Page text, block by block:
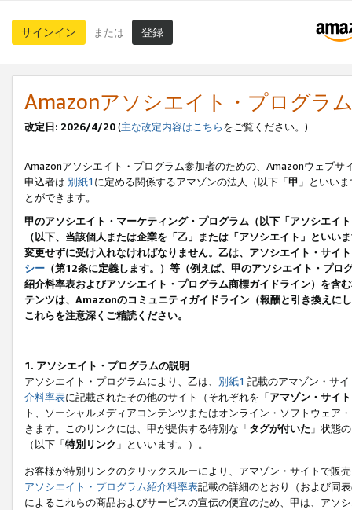
サインイン または 登録
Amazonアソシエイト・プログラ
改定日: 2026/4/20(主な改定内容はこちらをご覧ください。)
Amazonアソシエイト・プログラム参加者のための、Amazonウェブサ
申込者は 別紙1 に定める関係するアマゾンの法人（以下「甲 」といい
とができます。
甲のアソシエイト・マーケティング・プログラム（以下「アソシエイ
（以下、当該個人または企業を「乙」または「アソシエイト」とい
変更せずに受け入れなければなりません。乙は、アソシエイト・サイ
シー （第12条に定義します。）等（例えば、甲のアソシエイト・プ
紹介料率表およびアソシエイト・プログラム商標ガイドライン）を
テンツは、Amazonのコミュニティガイドライン（報酬と引き換えに
これらを注意深くご精読ください。
1. アソシエイト・プログラムの説明
アソシエイト・プログラムにより、乙は、 別紙1 記載のアマゾン・サ
介料率表に記載されたその他のサイト（それぞれを「アマゾン・サイト
ト、ソーシャルメディアコンテンツまたはオンライン・ソフトウェア
きます。このリンクには、甲が提供する特別な「タグが付いた 」状態
（以下「特別リンク 」といいます。）。
お客様が特別リンクのクリックスルーにより、アマゾン・サイトで販
アソシエイト・プログラム紹介料率表記載の詳細のとおり（および同
によるこれらの商品およびサービスの宣伝の便宜のため、甲は、アソ